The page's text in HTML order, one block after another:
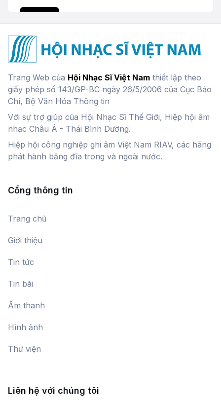
Hoàng Hồng Ngọc
Mưa Xuân
Vũ Thắng Lợi
Trang Web của Hội Nhạc Sĩ Việt Nam thiết lập theo
giấy phép số 143/GP-BC ngày 26/5/2006 của Cục Báo
Chí, Bộ Văn Hóa Thông tin
Với sự trợ giúp của Hội Nhạc Sĩ Thế Giới, Hiệp hội âm
nhạc Châu Á - Thái Bình Dương.
Hiệp hội công nghiệp ghi âm Việt Nam RIAV, các hãng
phát hành băng đĩa trong và ngoài nước.
Cổng thông tin
Trang chủ
Giới thiệu
Tin tức
Tin bài
Âm thanh
Hình ảnh
Thư viện
Liên hệ với chúng tôi